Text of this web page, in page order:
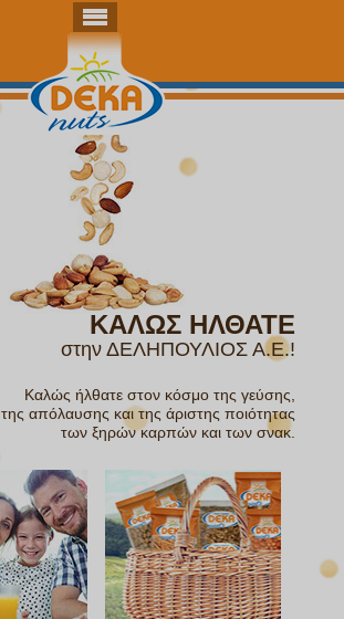
ΚΑΛΩΣ ΗΛΘΑΤΕ
στην ΔΕΛΗΠΟΥΛΙΟΣ Α.Ε.!
Καλώς ήλθατε στον κόσμο της γεύσης,
της απόλαυσης και της άριστης ποιότητας
των ξηρών καρπών και των σνακ.